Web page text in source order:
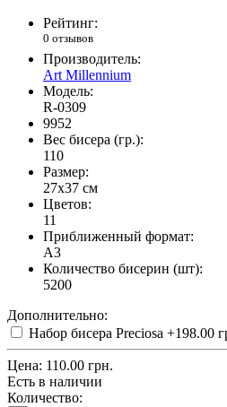
Рейтинг:
0 отзывов
Производитель:
Art Millennium
Модель:
R-0309
9952
Вес бисера (гр.):
110
Размер:
27x37 см
Цветов:
11
Приближенный формат:
A3
Количество бисерин (шт):
5200
Дополнительно:
Набор бисера Preciosa +198.00
Цена: 110.00 грн.
Есть в наличии
Количество: